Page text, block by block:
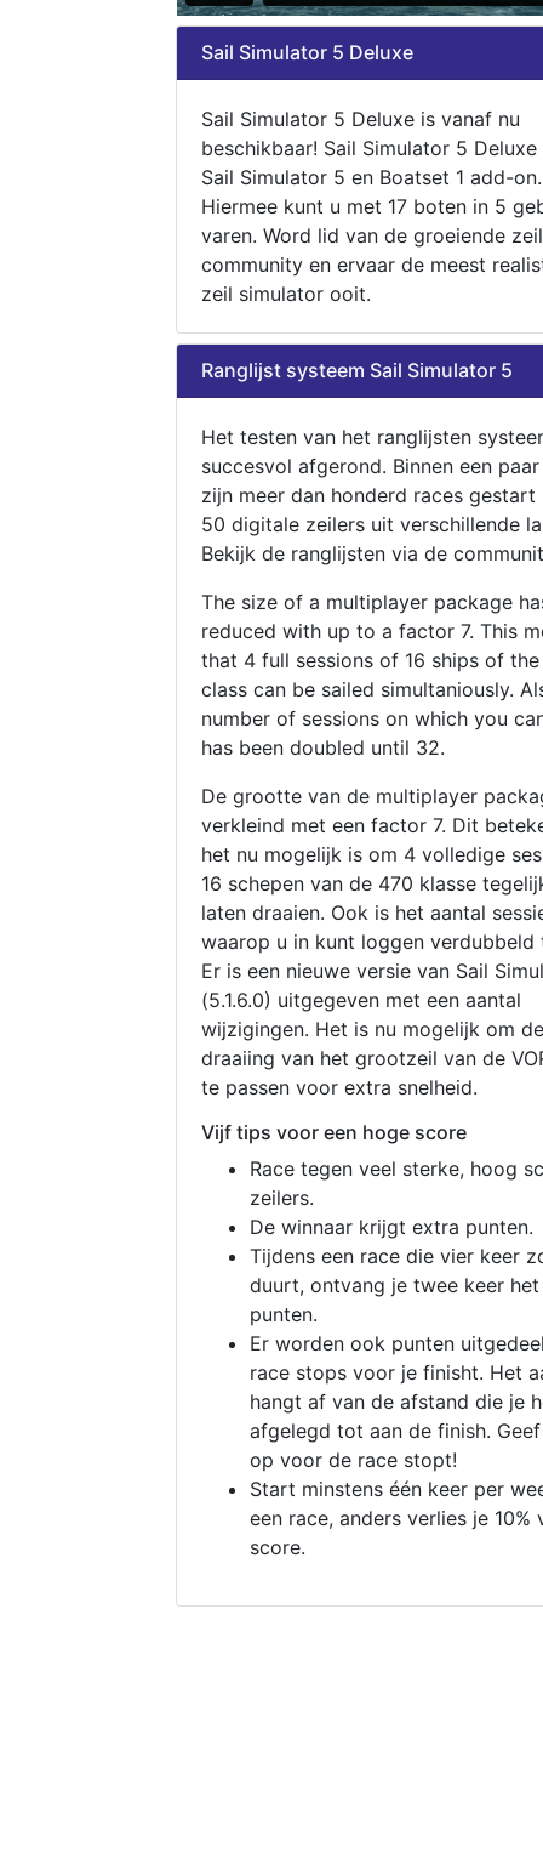
Sail Simulator 5 Deluxe
Sail Simulator 5 Deluxe is vanaf nu
beschikbaar! Sail Simulator 5
Sail Simulator 5 en Boatset 1 add-on.
Hiermee kunt u met 17 boten in 5
varen. Word lid van de groeiende zeil
community en ervaar de meest
zeil simulator ooit.
Ranglijst systeem Sail Simulator 5
Het testen van het ranglijsten
succesvol afgerond. Binnen een
zijn meer dan honderd races gestart
50 digitale zeilers uit verschillende
Bekijk de ranglijsten via de
The size of a multiplayer package
reduced with up to a factor 7. This
that 4 full sessions of 16 ships of
class can be sailed simultaniously.
number of sessions on which you
has been doubled until 32.
De grootte van de multiplayer
verkleind met een factor 7. Dit
het nu mogelijk is om 4 volledige
16 schepen van de 470 klasse
laten draaien. Ook is het aantal
waarop u in kunt loggen verdubbeld
Er is een nieuwe versie van Sail
(5.1.6.0) uitgegeven met een aantal
wijzigingen. Het is nu mogelijk om de
draaiing van het grootzeil van de
te passen voor extra snelheid.
Vijf tips voor een hoge score
Race tegen veel sterke, hoog
zeilers.
De winnaar krijgt extra punten.
Tijdens een race die vier keer
duurt, ontvang je twee keer
punten.
Er worden ook punten
race stops voor je finisht. Het
hangt af van de afstand die je
afgelegd tot aan de finish.
op voor de race stopt!
Start minstens één keer per
een race, anders verlies je 10%
score.